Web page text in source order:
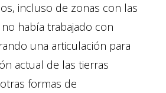
incluso de zonas con las
había trabajado con
una articulación para
actual de las tierras
formas de